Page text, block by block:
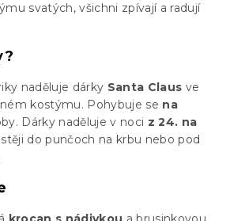
svatých, všichni zpívají a radují
naděluje dárky Santa Claus ve
kostýmu. Pohybuje se na
Dárky naděluje v noci z 24. na
do punčoch na krbu nebo pod